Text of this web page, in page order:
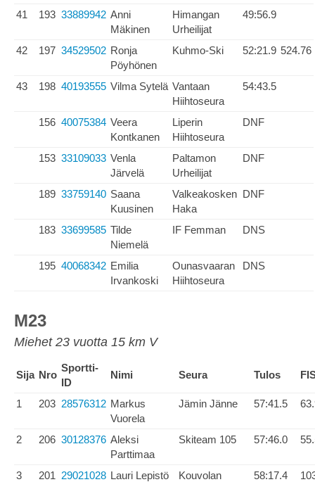
41 193 33889942 Anni
Mäkinen
Himangan
Urheilijat
49:56.9
42 197 34529502 Ronja
Pöyhönen
Kuhmo-Ski 52:21.9 524.76
43 198 40193555 Vilma Sytelä Vantaan
Hiihtoseura
54:43.5
156 40075384 Veera
Kontkanen
Liperin
Hiihtoseura
DNF
153 33109033 Venla
Järvelä
Paltamon
Urheilijat
DNF
189 33759140 Saana
Kuusinen
Valkeakosken
Haka
DNF
183 33699585 Tilde
Niemelä
IF Femman DNS
195 40068342 Emilia
Irvankoski
Ounasvaaran
Hiihtoseura
DNS
M23
Miehet 23 vuotta 15 km V
Sija Nro
Sportti-
ID
Nimi Seura Tulos
1 203 28576312 Markus
Vuorela
Jämin Jänne 57:41.5
2 206 30128376 Aleksi
Parttimaa
Skiteam 105 57:46.0
3 201 29021028 Lauri Lepistö
Kouvolan
58:17.4